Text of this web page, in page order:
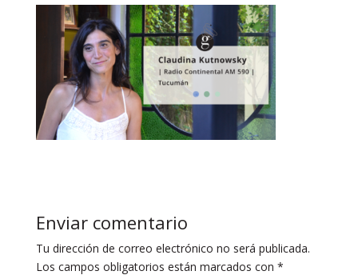
Enviar comentario
Tu dirección de correo electrónico no será publicada.
Los campos obligatorios están marcados con *